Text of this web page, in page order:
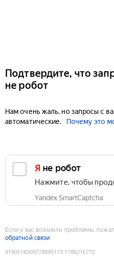
Подтвердите, что
не робот
Нам очень жаль, но запросы с
автоматические.
Почему это
Я не робот
Нажмите, чтобы
Yandex SmartCaptcha
Если у вас возникли проблемы,
обратной связи
9190514009778895113:1786216772